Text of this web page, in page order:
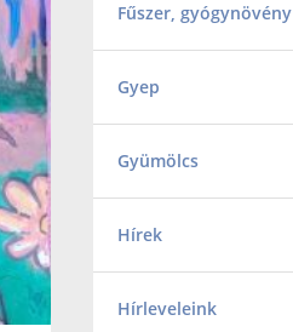
Fűszer, gyógynövény
Gyep
Gyümölcs
Hírek
Hírleveleink